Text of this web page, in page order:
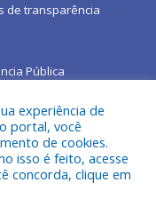
de transparência
Pública
Municipal de São João
experiência de
portal, você
de cookies.
isso é feito, acesse
concorda, clique em